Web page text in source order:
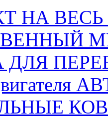
НА